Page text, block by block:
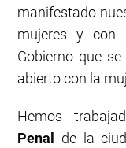
manifestado
mujeres y
Gobierno que
abierto con la
Hemos
Penal
de la